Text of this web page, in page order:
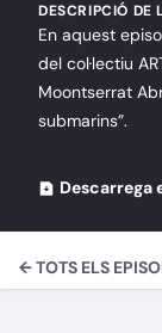
DESCRIPCIÓ DE
En aquest
del col·lectiu
Moontserrat
submarins”.
Descarrega
← TOTS ELS